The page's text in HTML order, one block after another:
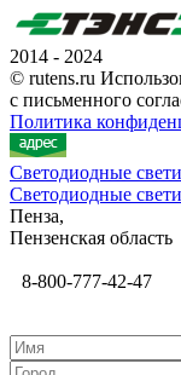
2014 - 2024
© rutens.ru
с письменного
Политика
Светодиодные
Светодиодные
Пенза,
Пензенская область
8-800-777-42-47